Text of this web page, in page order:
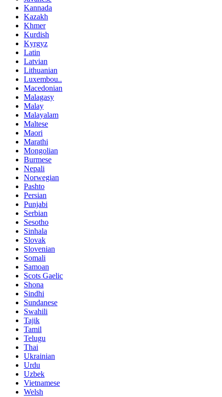
Kannada
Kazakh
Khmer
Kurdish
Kyrgyz
Latin
Latvian
Lithuanian
Luxembou..
Macedonian
Malagasy
Malay
Malayalam
Maltese
Maori
Marathi
Mongolian
Burmese
Nepali
Norwegian
Pashto
Persian
Punjabi
Serbian
Sesotho
Sinhala
Slovak
Slovenian
Somali
Samoan
Scots Gaelic
Shona
Sindhi
Sundanese
Swahili
Tajik
Tamil
Telugu
Thai
Ukrainian
Urdu
Uzbek
Vietnamese
Welsh